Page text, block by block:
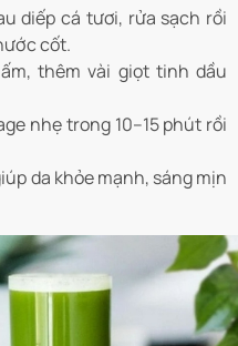
diếp cá tươi, rửa sạch rồi
cốt.
thêm vài giọt tinh dầu
nhẹ trong 10–15 phút rồi
da khỏe mạnh, sáng mịn